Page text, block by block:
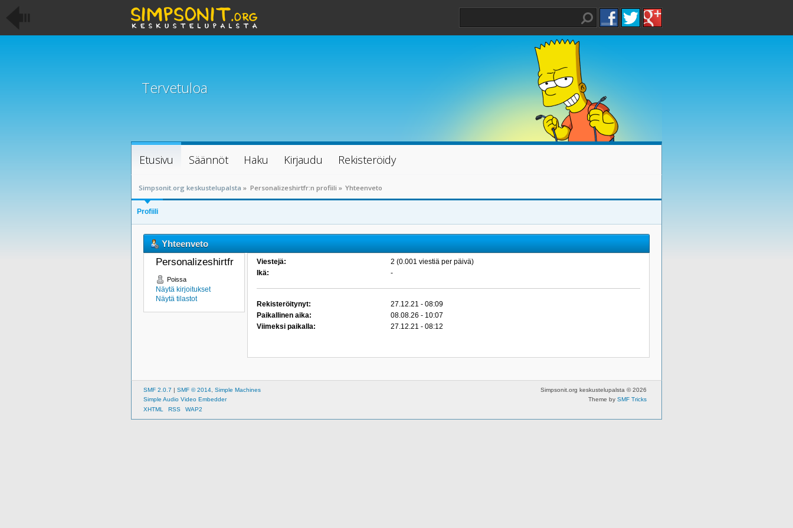
Tervetuloa
Etusivu Säännöt Haku Kirjaudu Rekisteröidy
Simpsonit.org keskustelupalsta » Personalizeshirtfr:n profiili » Yhteenveto
Profiili
Yhteenveto
Poissa
Näytä kirjoitukset
Näytä tilastot
Viestejä:
2 (0.001 viestiä per päivä)
Ikä:
-
Rekisteröitynyt:
27.12.21 - 08:09
Paikallinen aika:
08.08.26 - 10:07
Viimeksi paikalla:
27.12.21 - 08:12
Simpsonit.org keskustelupalsta © 2026
Theme by SMF Tricks
SMF 2.0.7 | SMF © 2014 Simple Machines
Simple Audio Video Embedder
XHTML
RSS WAP2